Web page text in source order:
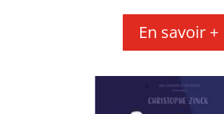
En savoir +